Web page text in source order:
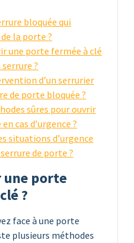
bloquée qui
la porte ?
une porte fermée à clé
?
d’un serrurier
de porte bloquée ?
sûres pour ouvrir
cas d’urgence ?
situations d’urgence
de porte ?
porte
?
face à une porte
plusieurs méthodes